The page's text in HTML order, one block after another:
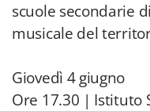
scuole secondarie
musicale del
Giovedì 4 giugno
Ore 17.30 | Istituto